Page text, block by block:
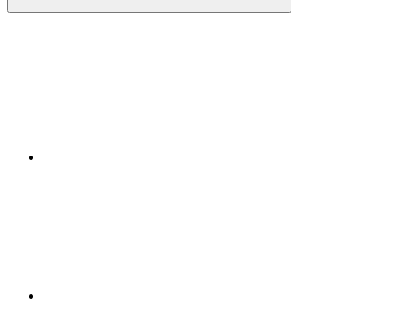
Compartilhar